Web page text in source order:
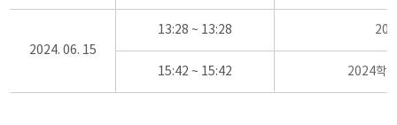
2024. 06. 15
13:28 ~ 13:28
15:42 ~ 15:42 2024학